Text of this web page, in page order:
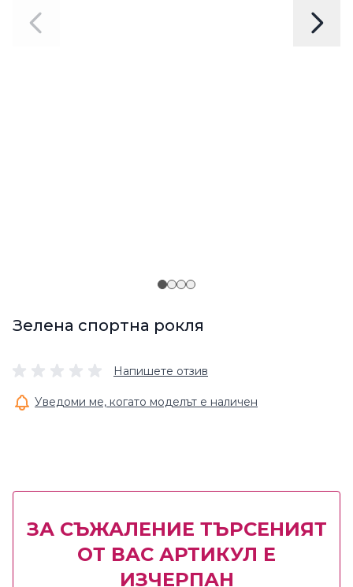
Зелена спортна рокля
Напишете отзив
Уведоми ме, когато моделът е наличен
ЗА СЪЖАЛЕНИЕ ТЪРСЕНИЯТ
ОТ ВАС АРТИКУЛ Е
ИЗЧЕРПАН